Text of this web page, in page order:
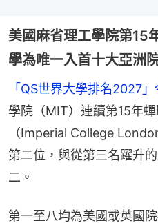
美國麻省理工學院第
學為唯一入首十大亞洲
「QS世界大學排名2027
學院（MIT）連續第15年
（Imperial College
第二位，與從第三名躍升
二。
第一至八均為美國或英國